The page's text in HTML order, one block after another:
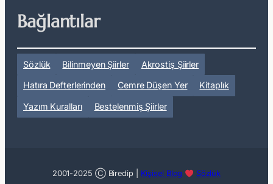
Bağlantılar
Sözlük Bilinmeyen Şiirler Akrostiş Şiirler
Hatıra Defterlerinden Cemre Düşen Yer Kitaplık
Yazım Kuralları Bestelenmiş Şiirler
2001-2025 Ⓒ Biredip | Kişisel Blog Sözlük